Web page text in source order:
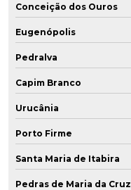
Conceição dos Ouros
Eugenópolis
Pedralva
Capim Branco
Urucânia
Porto Firme
Santa Maria de Itabira
Pedras de Maria da Cruz